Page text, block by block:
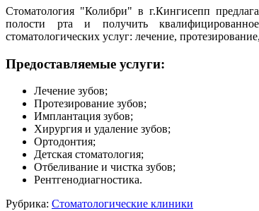
Стоматология "Колибри" в г.Кингисепп
полости рта и получить
стоматологических услуг: лечение,
Предоставляемые услуги:
Лечение зубов;
Протезирование зубов;
Имплантация зубов;
Хирургия и удаление зубов;
Ортодонтия;
Детская стоматология;
Отбеливание и чистка зубов​;
Рентгенодиагностика.
Рубрика: Стоматологические клиники